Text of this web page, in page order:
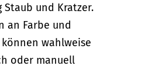
Staub und Kratzer.
an Farbe und
wahlweise
oder manuell